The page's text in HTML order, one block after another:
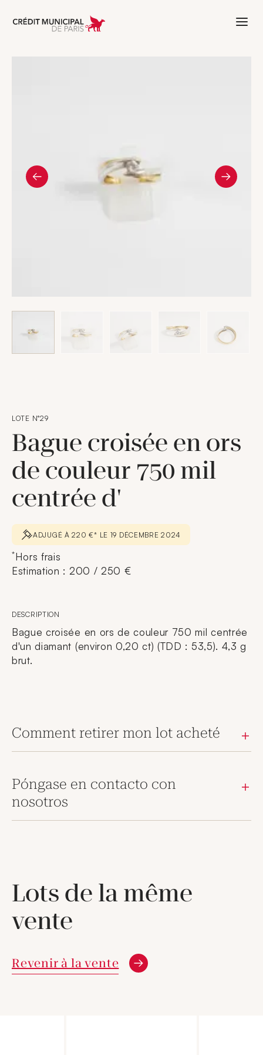
Aller à l'accueil de Crédit Municipal
LOTE N°29
Bague croisée en ors
de couleur 750 mil
centrée d'
ADJUGÉ À 220 €* LE 19 DÉCEMBRE 2024
*Hors frais
Estimation : 200 / 250 €
DESCRIPTION
Bague croisée en ors de couleur 750 mil centrée
d'un diamant (environ 0,20 ct) (TDD : 53,5). 4,3 g
brut.
Comment retirer mon lot acheté
Póngase en contacto con
nosotros
Lots de la même
vente
Revenir à la vente